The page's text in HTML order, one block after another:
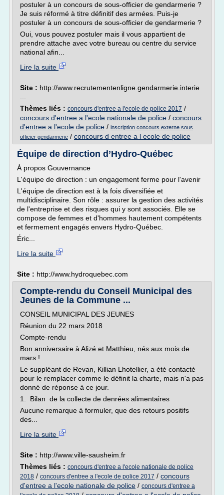
postuler à un concours de sous-officier de gendarmerie ?
Je suis réformé à titre définitif des armées. Puis-je
postuler à un concours de sous-officier de gendarmerie ?
Oui, vous pouvez postuler mais il vous appartient de
prendre attache avec votre bureau ou centre du service
national afin...
Lire la suite
Site : http://www.recrutementenligne.gendarmerie.interie
Thèmes liés : concours d'entree a l'ecole de police 2017 /
concours d'entree a l'ecole nationale de police / concours
d'entree a l'ecole de police / inscription concours externe sous
officier gendarmerie / concours d entree a l ecole de police
Équipe de direction d’Hydro-Québec
À propos Gouvernance
L'équipe de direction : un engagement ferme pour l'avenir
L'équipe de direction est à la fois diversifiée et
multidisciplinaire. Son rôle : assurer la gestion des activités
de l'entreprise et des risques qui y sont associés. Elle se
compose de femmes et d'hommes hautement compétents
et fermement engagés envers Hydro-Québec.
Éric...
Lire la suite
Site : http://www.hydroquebec.com
Compte-rendu du Conseil Municipal des
Jeunes de la Commune ...
CONSEIL MUNICIPAL DES JEUNES
Réunion du 22 mars 2018
Compte-rendu
Bon anniversaire à Alizé et Matthieu, nés aux mois de
mars !
Le suppléant de Revan, Killian Lhotellier, a été contacté
pour le remplacer comme le définit la charte, mais n'a pas
donné de réponse à ce jour.
1. Bilan de la collecte de denrées alimentaires
Aucune remarque à formuler, que des retours positifs
des...
Lire la suite
Site : http://www.ville-sausheim.fr
Thèmes liés : concours d'entree a l'ecole nationale de police
2018 / concours d'entree a l'ecole de police 2017 / concours
d'entree a l'ecole nationale de police / concours d'entree a